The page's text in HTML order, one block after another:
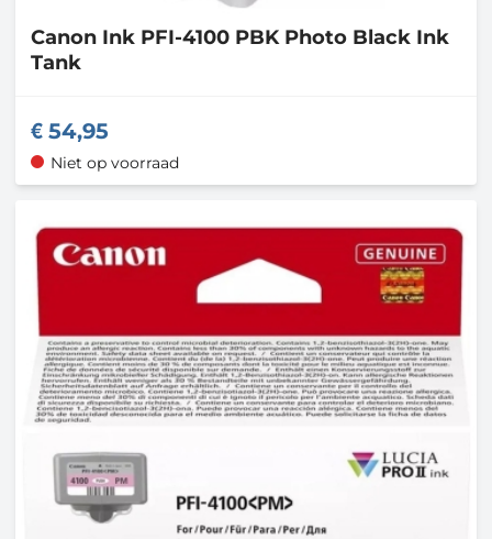
Canon Ink PFI-4100 PBK Photo Black Ink
Tank
54,95
Niet op voorraad